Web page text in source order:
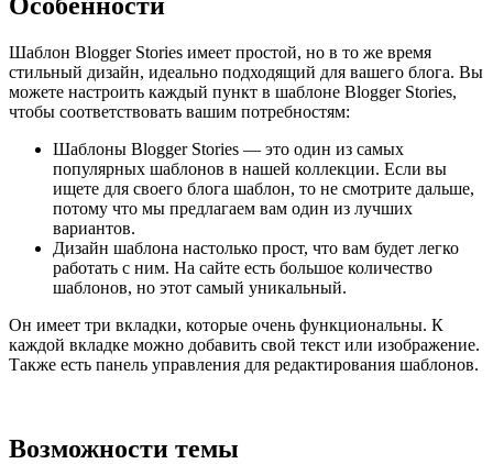
Шаблон Blogger Stories имеет простой, но в то же время
стильный дизайн, идеально подходящий для вашего блога. Вы
можете настроить каждый пункт в шаблоне Blogger Stories,
чтобы соответствовать вашим потребностям:
Шаблоны Blogger Stories — это один из самых
популярных шаблонов в нашей коллекции. Если вы
ищете для своего блога шаблон, то не смотрите дальше,
потому что мы предлагаем вам один из лучших
вариантов.
Дизайн шаблона настолько прост, что вам будет легко
работать с ним. На сайте есть большое количество
шаблонов, но этот самый уникальный.
Он имеет три вкладки, которые очень функциональны. К
каждой вкладке можно добавить свой текст или изображение.
Также есть панель управления для редактирования шаблонов.
Возможности темы